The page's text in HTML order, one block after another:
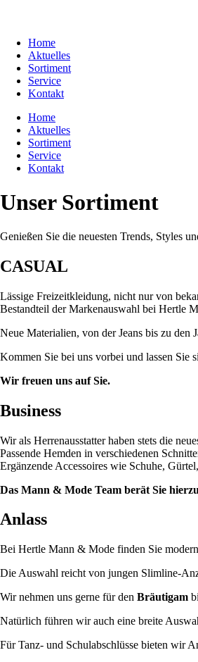
Home
Aktuelles
Sortiment
Service
Kontakt
Home
Aktuelles
Sortiment
Service
Kontakt
Unser Sortiment
Genießen Sie die neuesten Trends, Styles
CASUAL
Lässige Freizeitkleidung, nicht nur von
Bestandteil der Markenauswahl bei Hertle
Neue Materialien, von der Jeans bis zu den
Kommen Sie bei uns vorbei und lassen Sie
Wir freuen uns auf Sie.
Business
Wir als Herrenausstatter haben stets die
Passende Hemden in verschiedenen
Ergänzende Accessoires wie Schuhe,
Das Mann & Mode Team berät Sie
Anlass
Bei Hertle Mann & Mode finden Sie
Die Auswahl reicht von jungen Slimline-
Wir nehmen uns gerne für den Bräutigam
Natürlich führen wir auch eine breite
Für Tanz- und Schulabschlüsse bieten wir